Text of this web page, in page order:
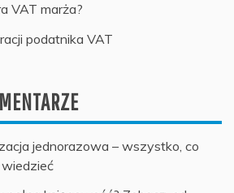
VAT marża?
podatnika VAT
jednorazowa – wszystko, co